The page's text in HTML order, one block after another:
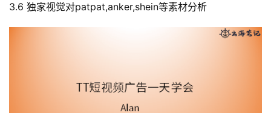
3.6 独家视觉对patpat,anker,shein等素材分析